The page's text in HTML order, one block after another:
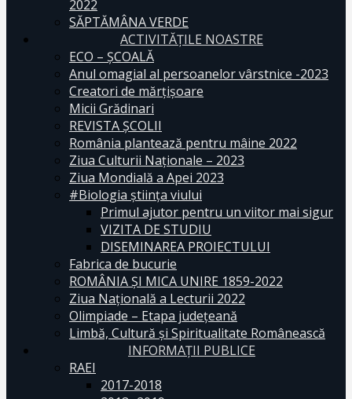
2022
SĂPTĂMÂNA VERDE
ACTIVITĂȚILE NOASTRE
ECO – ŞCOALĂ
Anul omagial al persoanelor vârstnice -2023
Creatori de mărțișoare
Micii Grădinari
REVISTA ŞCOLII
România plantează pentru mâine 2022
Ziua Culturii Naționale – 2023
Ziua Mondială a Apei 2023
#Biologia știința viului
Primul ajutor pentru un viitor mai sigur
VIZITA DE STUDIU
DISEMINAREA PROIECTULUI
Fabrica de bucurie
ROMÂNIA ŞI MICA UNIRE 1859-2022
Ziua Naţională a Lecturii 2022
Olimpiade – Etapa judeţeană
Limbă, Cultură și Spiritualitate Românească
INFORMAŢII PUBLICE
RAEI
2017-2018